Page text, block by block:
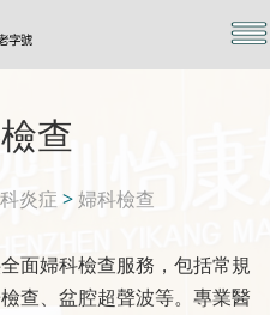
查
炎症 >婦科檢查
面婦科檢查服務，包括常規
查、盆腔超聲波等。專業醫